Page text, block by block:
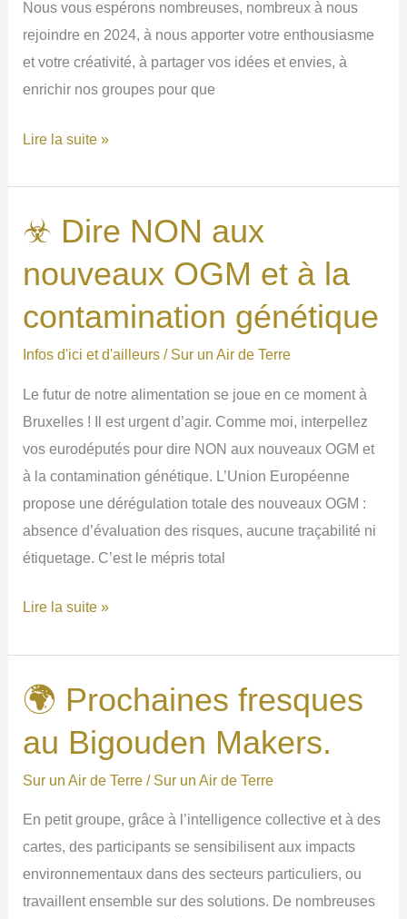
Nous vous espérons nombreuses, nombreux à nous
rejoindre en 2024, à nous apporter votre enthousiasme
et votre créativité, à partager vos idées et envies, à
enrichir nos groupes pour que
💐
voeux
pour
2024
Lire la suite »
☣ Dire NON aux
nouveaux OGM et à la
contamination génétique
Infos d'ici et d'ailleurs / Sur un Air de Terre
Le futur de notre alimentation se joue en ce moment à
Bruxelles ! Il est urgent d’agir. Comme moi, interpellez
vos eurodéputés pour dire NON aux nouveaux OGM et
à la contamination génétique. L’Union Européenne
propose une dérégulation totale des nouveaux OGM :
absence d’évaluation des risques, aucune traçabilité ni
étiquetage. C’est le mépris total
☣
NON
aux
nouveaux
OGM
la
contamination
génétique
Lire la suite »
🌍 Prochaines fresques
au Bigouden Makers.
Sur un Air de Terre / Sur un Air de Terre
En petit groupe, grâce à l’intelligence collective et à des
cartes, des participants se sensibilisent aux impacts
environnementaux dans des secteurs particuliers, ou
travaillent ensemble sur des solutions. De nombreuses